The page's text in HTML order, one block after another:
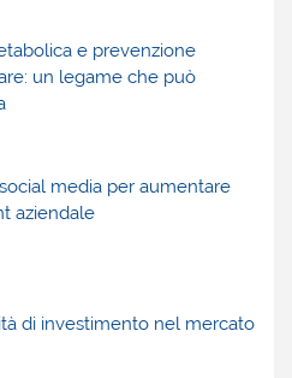
e prevenzione
un legame che può
media per aumentare
aziendale
di investimento nel mercato